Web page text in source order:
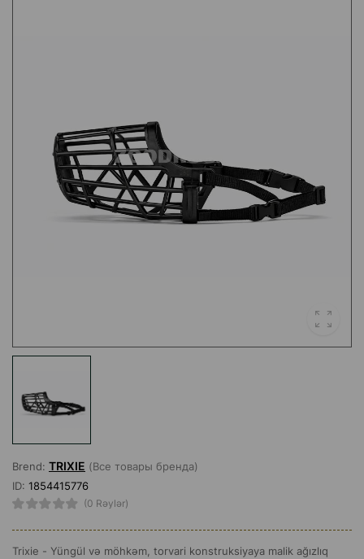
Brend: TRIXIE (Все товары бренда)
ID: 1854415776
(0 Rəylər)
Trixie - Yüngül və möhkəm, torvari konstruksiyaya malik ağızlıq